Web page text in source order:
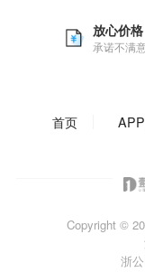
放心价格
承诺不满
首页
Copyright ©
浙